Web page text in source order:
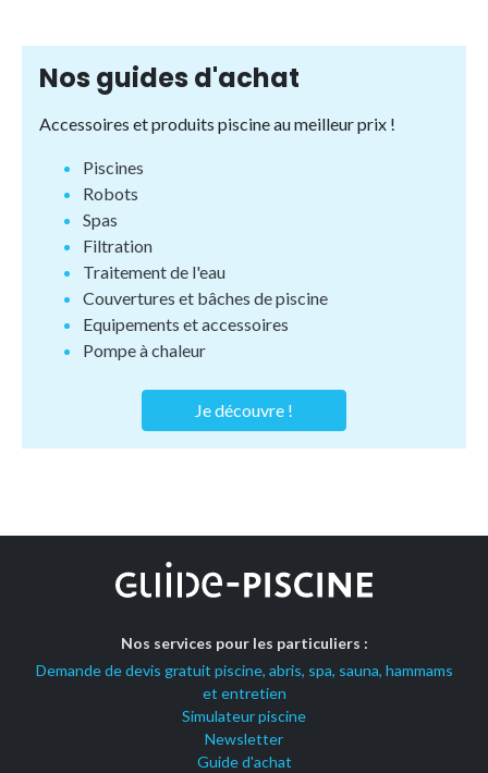
Nos guides d'achat
Accessoires et produits piscine au meilleur prix !
Piscines
Robots
Spas
Filtration
Traitement de l'eau
Couvertures et bâches de piscine
Equipements et accessoires
Pompe à chaleur
Je découvre !
Nos services pour les particuliers :
Demande de devis gratuit piscine, abris, spa, sauna, hammams
et entretien
Simulateur piscine
Newsletter
Guide d'achat